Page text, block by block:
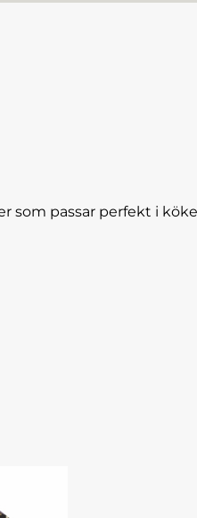
som passar perfekt i